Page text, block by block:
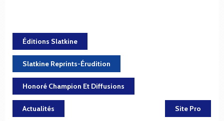
Éditions Slatkine
Slatkine Reprints-Érudition
Honoré Champion Et Diffusions
Actualités Site Pro